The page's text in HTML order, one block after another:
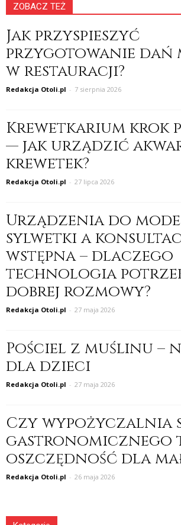
ZOBACZ TEŻ
Jak przyspieszyć
przygotowanie dań
w restauracji?
Redakcja Otoli.pl - 7 sierpnia 2026
Krewetkarium krok
— jak urządzić
krewetek?
Redakcja Otoli.pl - 27 lipca 2026
Urządzenia do
sylwetki a
wstępna – dlaczego
technologia
dobrej rozmowy?
Redakcja Otoli.pl - 27 maja 2026
Pościel z muślinu –
dla dzieci
Redakcja Otoli.pl - 27 maja 2026
Czy wypożyczalnia
gastronomicznego
oszczędność dla
Redakcja Otoli.pl - 26 maja 2026